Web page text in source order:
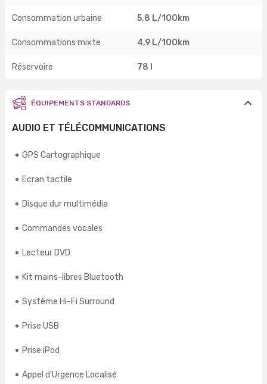
Consommation urbaine 5,8 L/100km
Consommations mixte 4,9 L/100km
Réservoire 78 l
ÉQUIPEMENTS STANDARDS
AUDIO ET TÉLÉCOMMUNICATIONS
GPS Cartographique
Ecran tactile
Disque dur multimédia
Commandes vocales
Lecteur DVD
Kit mains-libres Bluetooth
Système Hi-Fi Surround
Prise USB
Prise iPod
Appel d'Urgence Localisé